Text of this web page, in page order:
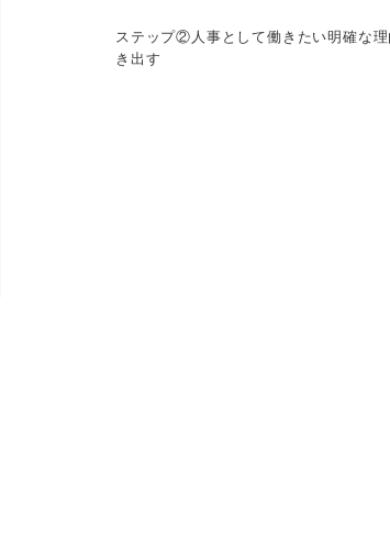
ステップ②人事として働きたい明確な
き出す